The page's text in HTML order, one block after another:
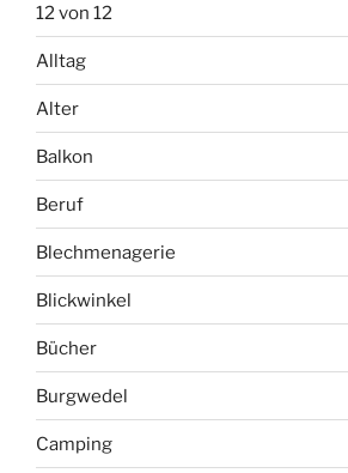
12 von 12
Alltag
Alter
Balkon
Beruf
Blechmenagerie
Blickwinkel
Bücher
Burgwedel
Camping